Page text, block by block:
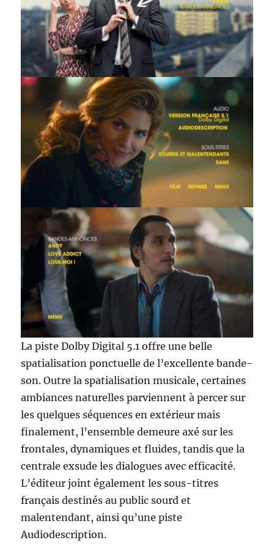
La piste Dolby Digital 5.1 offre une belle
spatialisation ponctuelle de l’excellente bande-
son. Outre la spatialisation musicale, certaines
ambiances naturelles parviennent à percer sur
les quelques séquences en extérieur mais
finalement, l’ensemble demeure axé sur les
frontales, dynamiques et fluides, tandis que la
centrale exsude les dialogues avec efficacité.
L’éditeur joint également les sous-titres
français destinés au public sourd et
malentendant, ainsi qu’une piste
Audiodescription.